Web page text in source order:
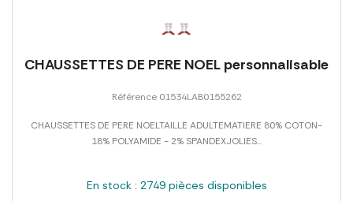
CHAUSSETTES DE PERE NOEL personnalisable
Référence 01534LAB0155262
CHAUSSETTES DE PERE NOELTAILLE ADULTEMATIERE 80% COTON-
18% POLYAMIDE - 2% SPANDEXJOLIES...
En stock : 2749 pièces disponibles